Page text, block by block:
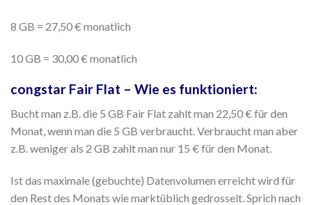
8 GB = 27,50 € monatlich
10 GB = 30,00 € monatlich
congstar Fair Flat – Wie es funktioniert:
Bucht man z.B. die 5 GB Fair Flat zahlt man 22,50 € für den
Monat, wenn man die 5 GB verbraucht. Verbraucht man aber
z.B. weniger als 2 GB zahlt man nur 15 € für den Monat.
Ist das maximale (gebuchte) Datenvolumen erreicht wird für
den Rest des Monats wie marktüblich gedrosselt. Sprich nach